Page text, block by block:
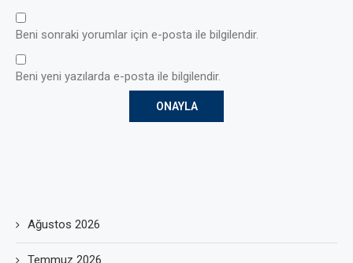
Beni sonraki yorumlar için e-posta ile bilgilendir.
Beni yeni yazılarda e-posta ile bilgilendir.
Ağustos 2026
Temmuz 2026